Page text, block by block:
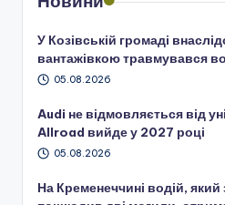
У Козівській громаді
вантажівкою травмувався
05.08.2026
Audi не відмовляється від
Allroad вийде у 2027 році
05.08.2026
На Кременеччині водій, який